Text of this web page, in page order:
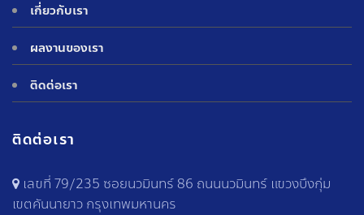
เกี่ยวกับเรา
ผลงานของเรา
ติดต่อเรา
ติดต่อเรา
เลขที่ 79/235 ซอยนวมินทร์ 86 ถนนนวมินทร์ แขวงบึงกุ่ม
เขตคันนายาว กรุงเทพมหานคร